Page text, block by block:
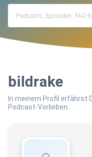
bildrake
In meinem Profil erfährst
Podcast-Vorlieben.